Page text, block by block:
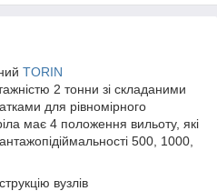
TORIN
2 тонни зі складаними
для рівномірного
має 4 положення вильоту, які
500, 1000,
вузлів